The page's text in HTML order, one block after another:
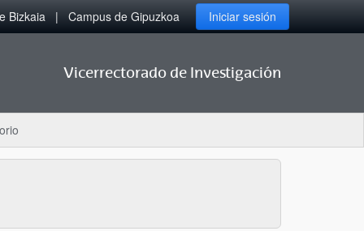
Bizkaia Campus de Gipuzkoa Iniciar sesión
Vicerrectorado de Investigación